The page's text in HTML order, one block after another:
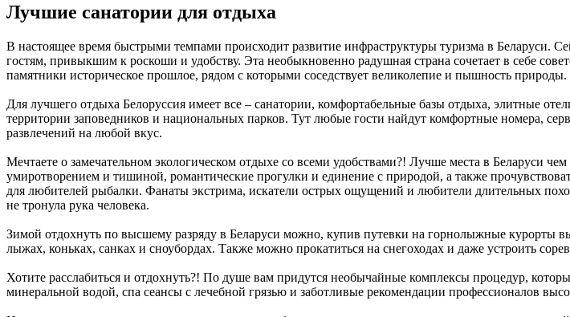
Лучшие санатории для отдыха
В настоящее время быстрыми темпами происходит развитие инфраструктуры туризма в Беларуси.
гостям, привыкшим к роскоши и удобству. Эта необыкновенно радушная страна сочетает в себе
памятники историческое прошлое, рядом с которыми соседствует великолепие и пышность природы.
Для лучшего отдыха Белоруссия имеет все – санатории, комфортабельные базы отдыха, элитные
территории заповедников и национальных парков. Тут любые гости найдут комфортные номера,
развлечений на любой вкус.
Мечтаете о замечательном экологическом отдыхе со всеми удобствами?! Лучше места в Беларуси
умиротворением и тишиной, романтические прогулки и единение с природой, а также
для любителей рыбалки. Фанаты экстрима, искатели острых ощущений и любители длительных
не тронула рука человека.
Зимой отдохнуть по высшему разряду в Беларуси можно, купив путевки на горнолыжные курорты
лыжах, коньках, санках и сноубордах. Также можно прокатиться на снегоходах и даже устроить
Хотите расслабиться и отдохнуть?! По душе вам придутся необычайные комплексы процедур,
минеральной водой, спа сеансы с лечебной грязью и заботливые рекомендации профессионалов